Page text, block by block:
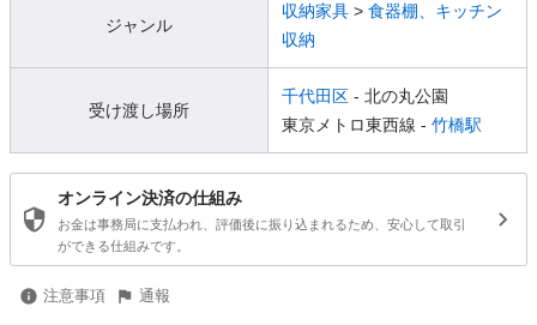
ジャンル
収納家具 > 食器棚、キッチン
収納
受け渡し場所
千代田区 - 北の丸公園
東京メトロ東西線 - 竹橋駅
オンライン決済の仕組み
お金は事務局に支払われ、評価後に振り込まれるため、安心して取引
ができる仕組みです。
注意事項 通報